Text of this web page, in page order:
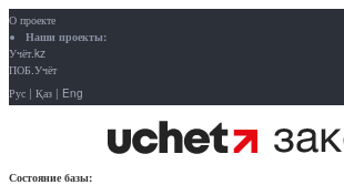
О проекте
Наши проекты:
Учёт.kz
ПОБ.Учёт
Рус | Қаз | Eng
Состояние базы: